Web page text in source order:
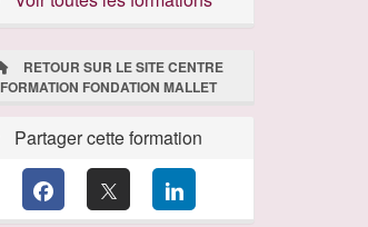
RETOUR SUR LE SITE CENTRE
FORMATION FONDATION MALLET
Partager cette formation